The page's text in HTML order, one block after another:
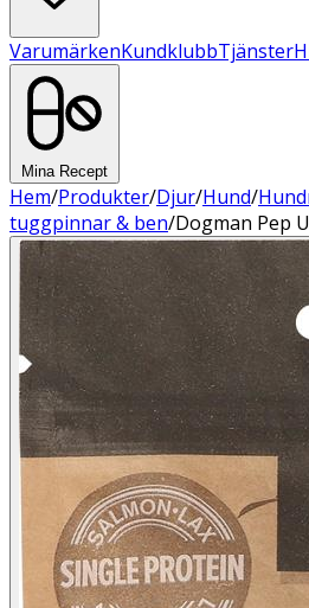
VarumärkenKundklubbTjänster
Mina Recept
Hem/Produkter/Djur/Hund/
tuggpinnar & ben/Dogman Pep